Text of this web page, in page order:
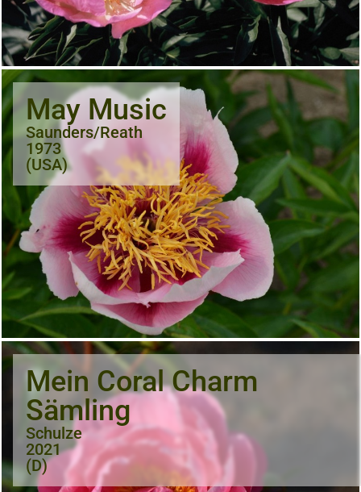
May Music
Saunders/Reath
1973
(USA)
Mein Coral Charm
Sämling
Schulze
2021
(D)